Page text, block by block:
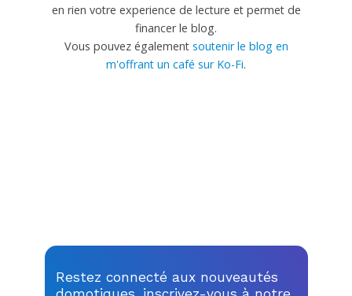
en rien votre experience de lecture et permet de
financer le blog.
Vous pouvez également soutenir le blog en
m'offrant un café sur Ko-Fi.
Restez connecté aux nouveautés